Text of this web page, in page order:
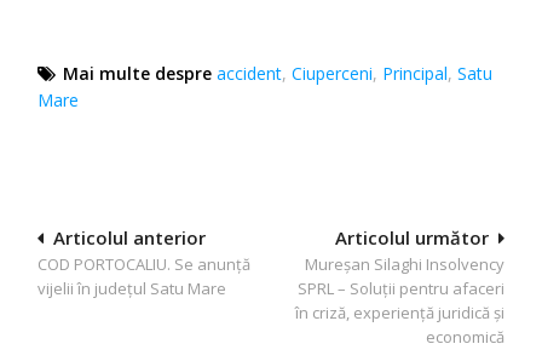
Mai multe despre accident,Ciuperceni, Principal,Satu
Mare
Navigare
în
Articolul următor
Mureșan Silaghi Insolvency
SPRL – Soluții pentru afaceri
în criză, experiență juridică şi
economică
Articolul anterior
COD PORTOCALIU. Se anunţă
vijelii în judeţul Satu Mare